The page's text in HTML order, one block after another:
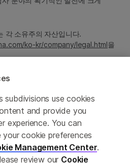
각 소유주의 자산입니다.
ko-kr/company/legal.html을
reserved.
subdivisions use cookies
and provide you
experience. You can
cookie preferences
Management Center.
review our Cookie